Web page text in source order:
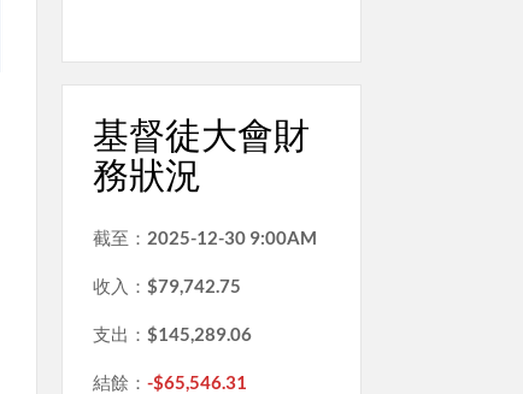
基督徒大會財
務狀況
截至： 2025-12-30 9:00AM
收入： $79,742.75
支出： $145,289.06
結餘： -$65,546.31